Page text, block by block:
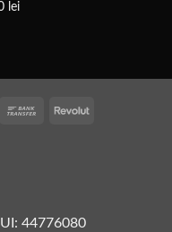
lei
Transfer Revolut
44776080